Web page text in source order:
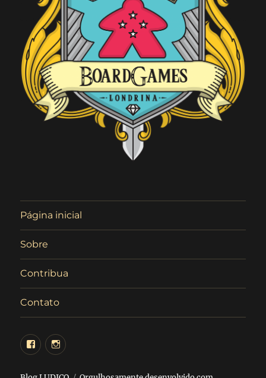
Página inicial
Sobre
Contribua
Contato
FacebookInstagram